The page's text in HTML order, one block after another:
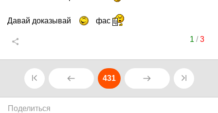
Давай доказывай фас
1 /3
431
Поделиться